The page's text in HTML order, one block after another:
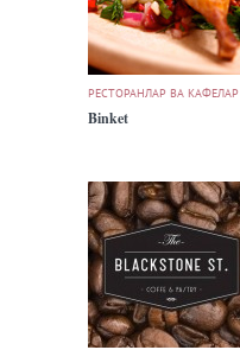
РЕСТОРАНЛАР ВА КАФЕЛАР
Binket